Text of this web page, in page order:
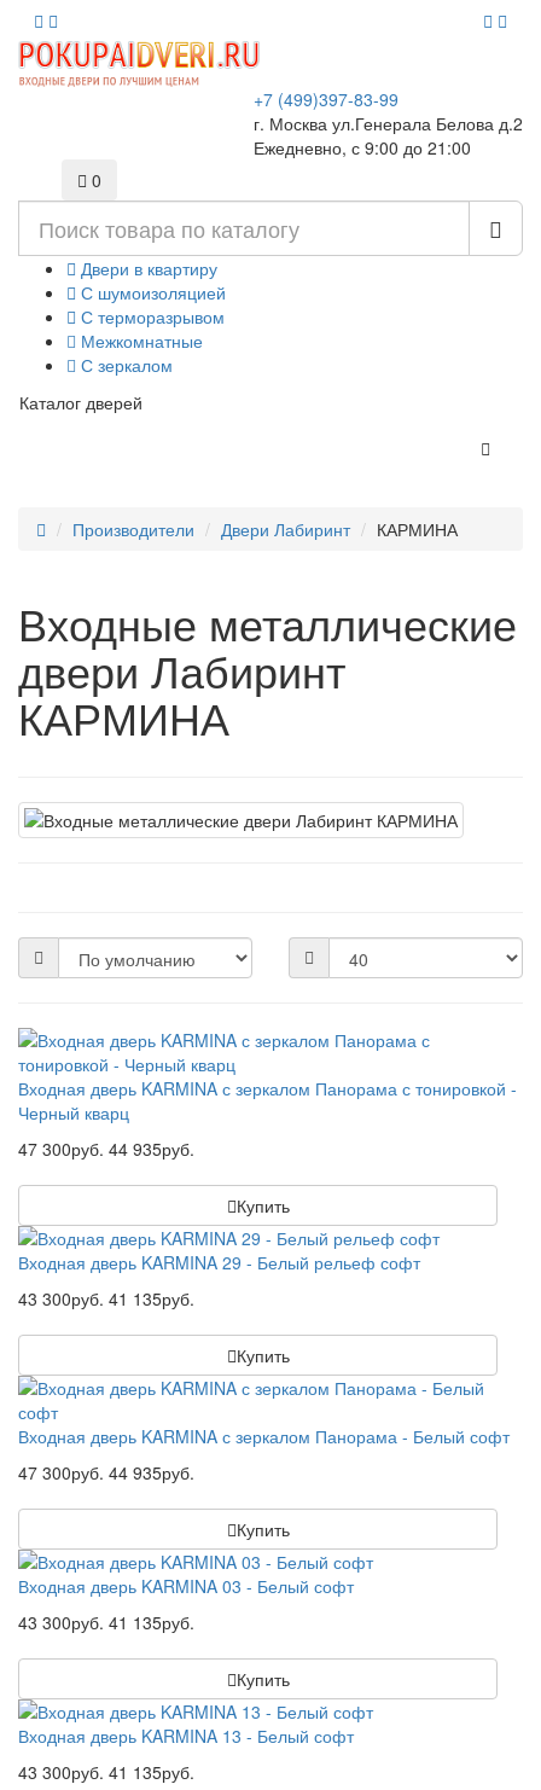
+7 (499)397-83-99
г. Москва ул.Генерала Белова д.2
Ежедневно, с 9:00 до 21:00
0
Двери в квартиру
С шумоизоляцией
С терморазрывом
Межкомнатные
С зеркалом
Каталог дверей
Производители Двери Лабиринт КАРМИНА
Входные металлические
двери Лабиринт
КАРМИНА
Входная дверь KARMINA с зеркалом Панорама с тонировкой -
Черный кварц
47 300руб. 44 935руб.
Купить
Входная дверь KARMINA 29 - Белый рельеф софт
43 300руб. 41 135руб.
Купить
Входная дверь KARMINA с зеркалом Панорама - Белый софт
47 300руб. 44 935руб.
Купить
Входная дверь KARMINA 03 - Белый софт
43 300руб. 41 135руб.
Купить
Входная дверь KARMINA 13 - Белый софт
43 300руб. 41 135руб.